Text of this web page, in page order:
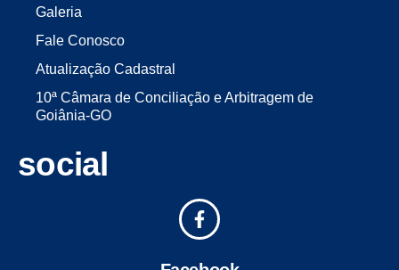
Galeria
Fale Conosco
Atualização Cadastral
10ª Câmara de Conciliação e Arbitragem de
Goiânia-GO
social